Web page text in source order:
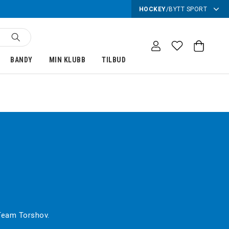
HOCKEY/BYTT SPORT
BANDY MIN KLUBB TILBUD
Torshov.